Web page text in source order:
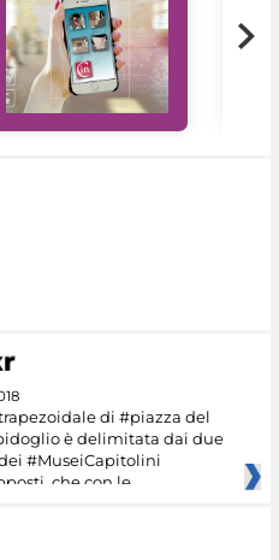
di #piazza del
è delimitata dai due
#MuseiCapitolini
che con le